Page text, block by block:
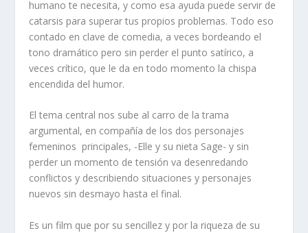
humano te necesita, y como esa ayuda puede servir de
catarsis para superar tus propios problemas. Todo eso
contado en clave de comedia, a veces bordeando el
tono dramático pero sin perder el punto satírico, a
veces crítico, que le da en todo momento la chispa
encendida del humor.
El tema central nos sube al carro de la trama
argumental, en compañía de los dos personajes
femeninos principales, -Elle y su nieta Sage- y sin
perder un momento de tensión va desenredando
conflictos y describiendo situaciones y personajes
nuevos sin desmayo hasta el final.
Es un film que por su sencillez y por la riqueza de su